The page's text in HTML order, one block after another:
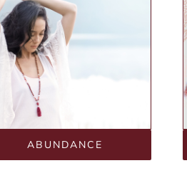
ABUNDANCE